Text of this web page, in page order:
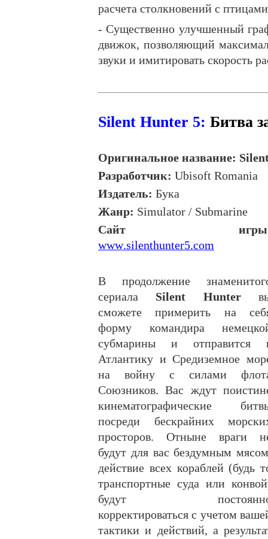
расчета столкновений с
- Существенно улучшенный
движок, позволяющий
звуки и имитировать скорость
Silent Hunter 5: Битва
Оригинальное название:
Разработчик: Ubisoft Romania
Издатель: Бука
Жанр: Simulator / Submarine
Сайт
www.silenthunter5.com
В продолжение
сериала Silent Hunter
сможете примерить на
форму командира
субмарины и отправится
Атлантику и Средиземное
на войну с силами
Союзников. Вас ждут
кинематографические
посреди бескрайних
просторов. Отныне враги
будут для вас бездумным
действие всех кораблей (будь
транспортные суда или
будут
корректироваться с учетом
тактики и действий, а